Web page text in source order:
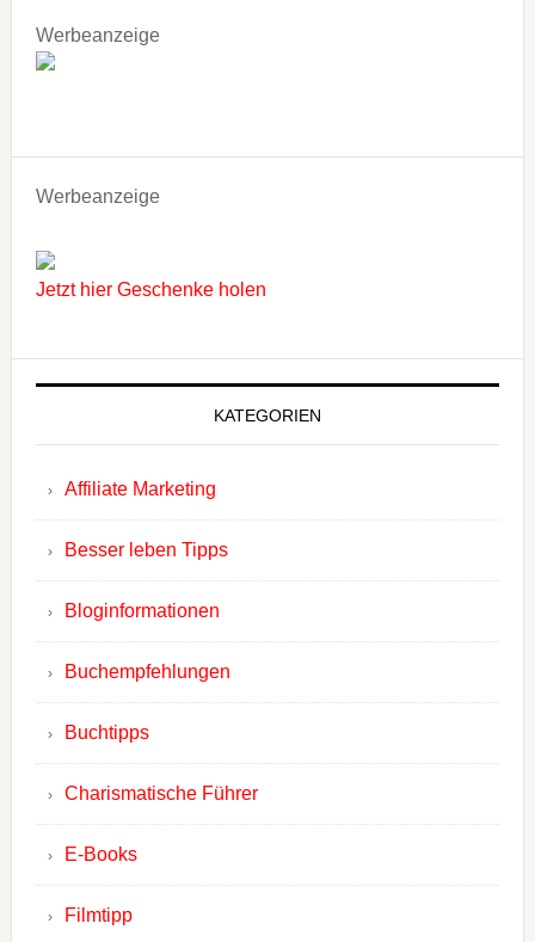
Werbeanzeige
Werbeanzeige
Jetzt hier Geschenke holen
KATEGORIEN
Affiliate Marketing
Besser leben Tipps
Bloginformationen
Buchempfehlungen
Buchtipps
Charismatische Führer
E-Books
Filmtipp